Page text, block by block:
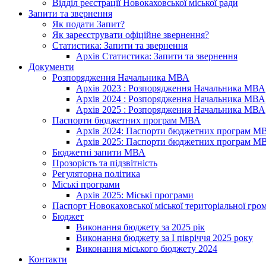
Відділ реєстрації Новокаховської міської ради
Запити та звернення
Як подати Запит?
Як зареєструвати офіційне звернення?
Статистика: Запити та звернення
Архів Статистика: Запити та звернення
Документи
Розпорядження Начальника МВА
Архів 2023 : Розпорядження Начальника МВА
Архів 2024 : Розпорядження Начальника МВА
Архів 2025 : Розпорядження Начальника МВА
Паспорти бюджетних програм МВА
Архів 2024: Паспорти бюджетних програм
Архів 2025: Паспорти бюджетних програм
Бюджетні запити МВА
Прозорість та підзвітність
Регуляторна політика
Міські програми
Архів 2025: Міські програми
Паспорт Новокаховської міської територіальної
Бюджет
Виконання бюджету за 2025 рік
Виконання бюджету за І півріччя 2025 року
Виконання міського бюджету 2024
Контакти